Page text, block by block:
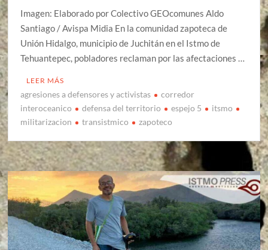
Imagen: Elaborado por Colectivo GEOcomunes Aldo
Santiago / Avispa Midia En la comunidad zapoteca de
Unión Hidalgo, municipio de Juchitán en el Istmo de
Tehuantepec, pobladores reclaman por las afectaciones …
LEER MÁS
agresiones a defensores y activistas
corredor
interoceanico
defensa del territorio espejo 5
itsmo
militarizacion
transistmico zapoteco